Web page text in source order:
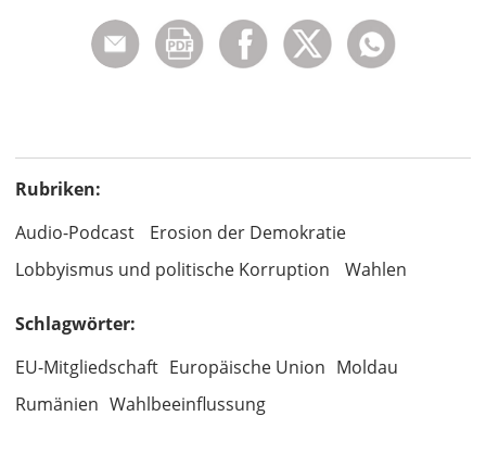
Rubriken:
Audio-Podcast
Erosion der Demokratie
Lobbyismus und politische Korruption
Wahlen
Schlagwörter:
EU-Mitgliedschaft Europäische Union Moldau
Rumänien Wahlbeeinflussung